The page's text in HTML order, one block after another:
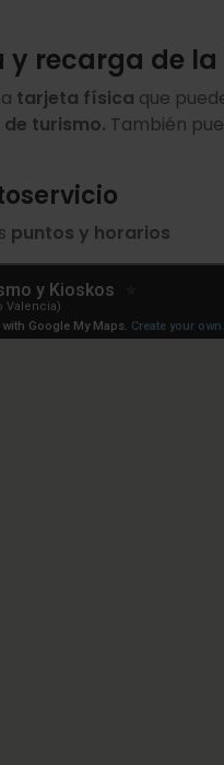
y recarga de
tarjeta física que
turismo. También
puntos y horarios